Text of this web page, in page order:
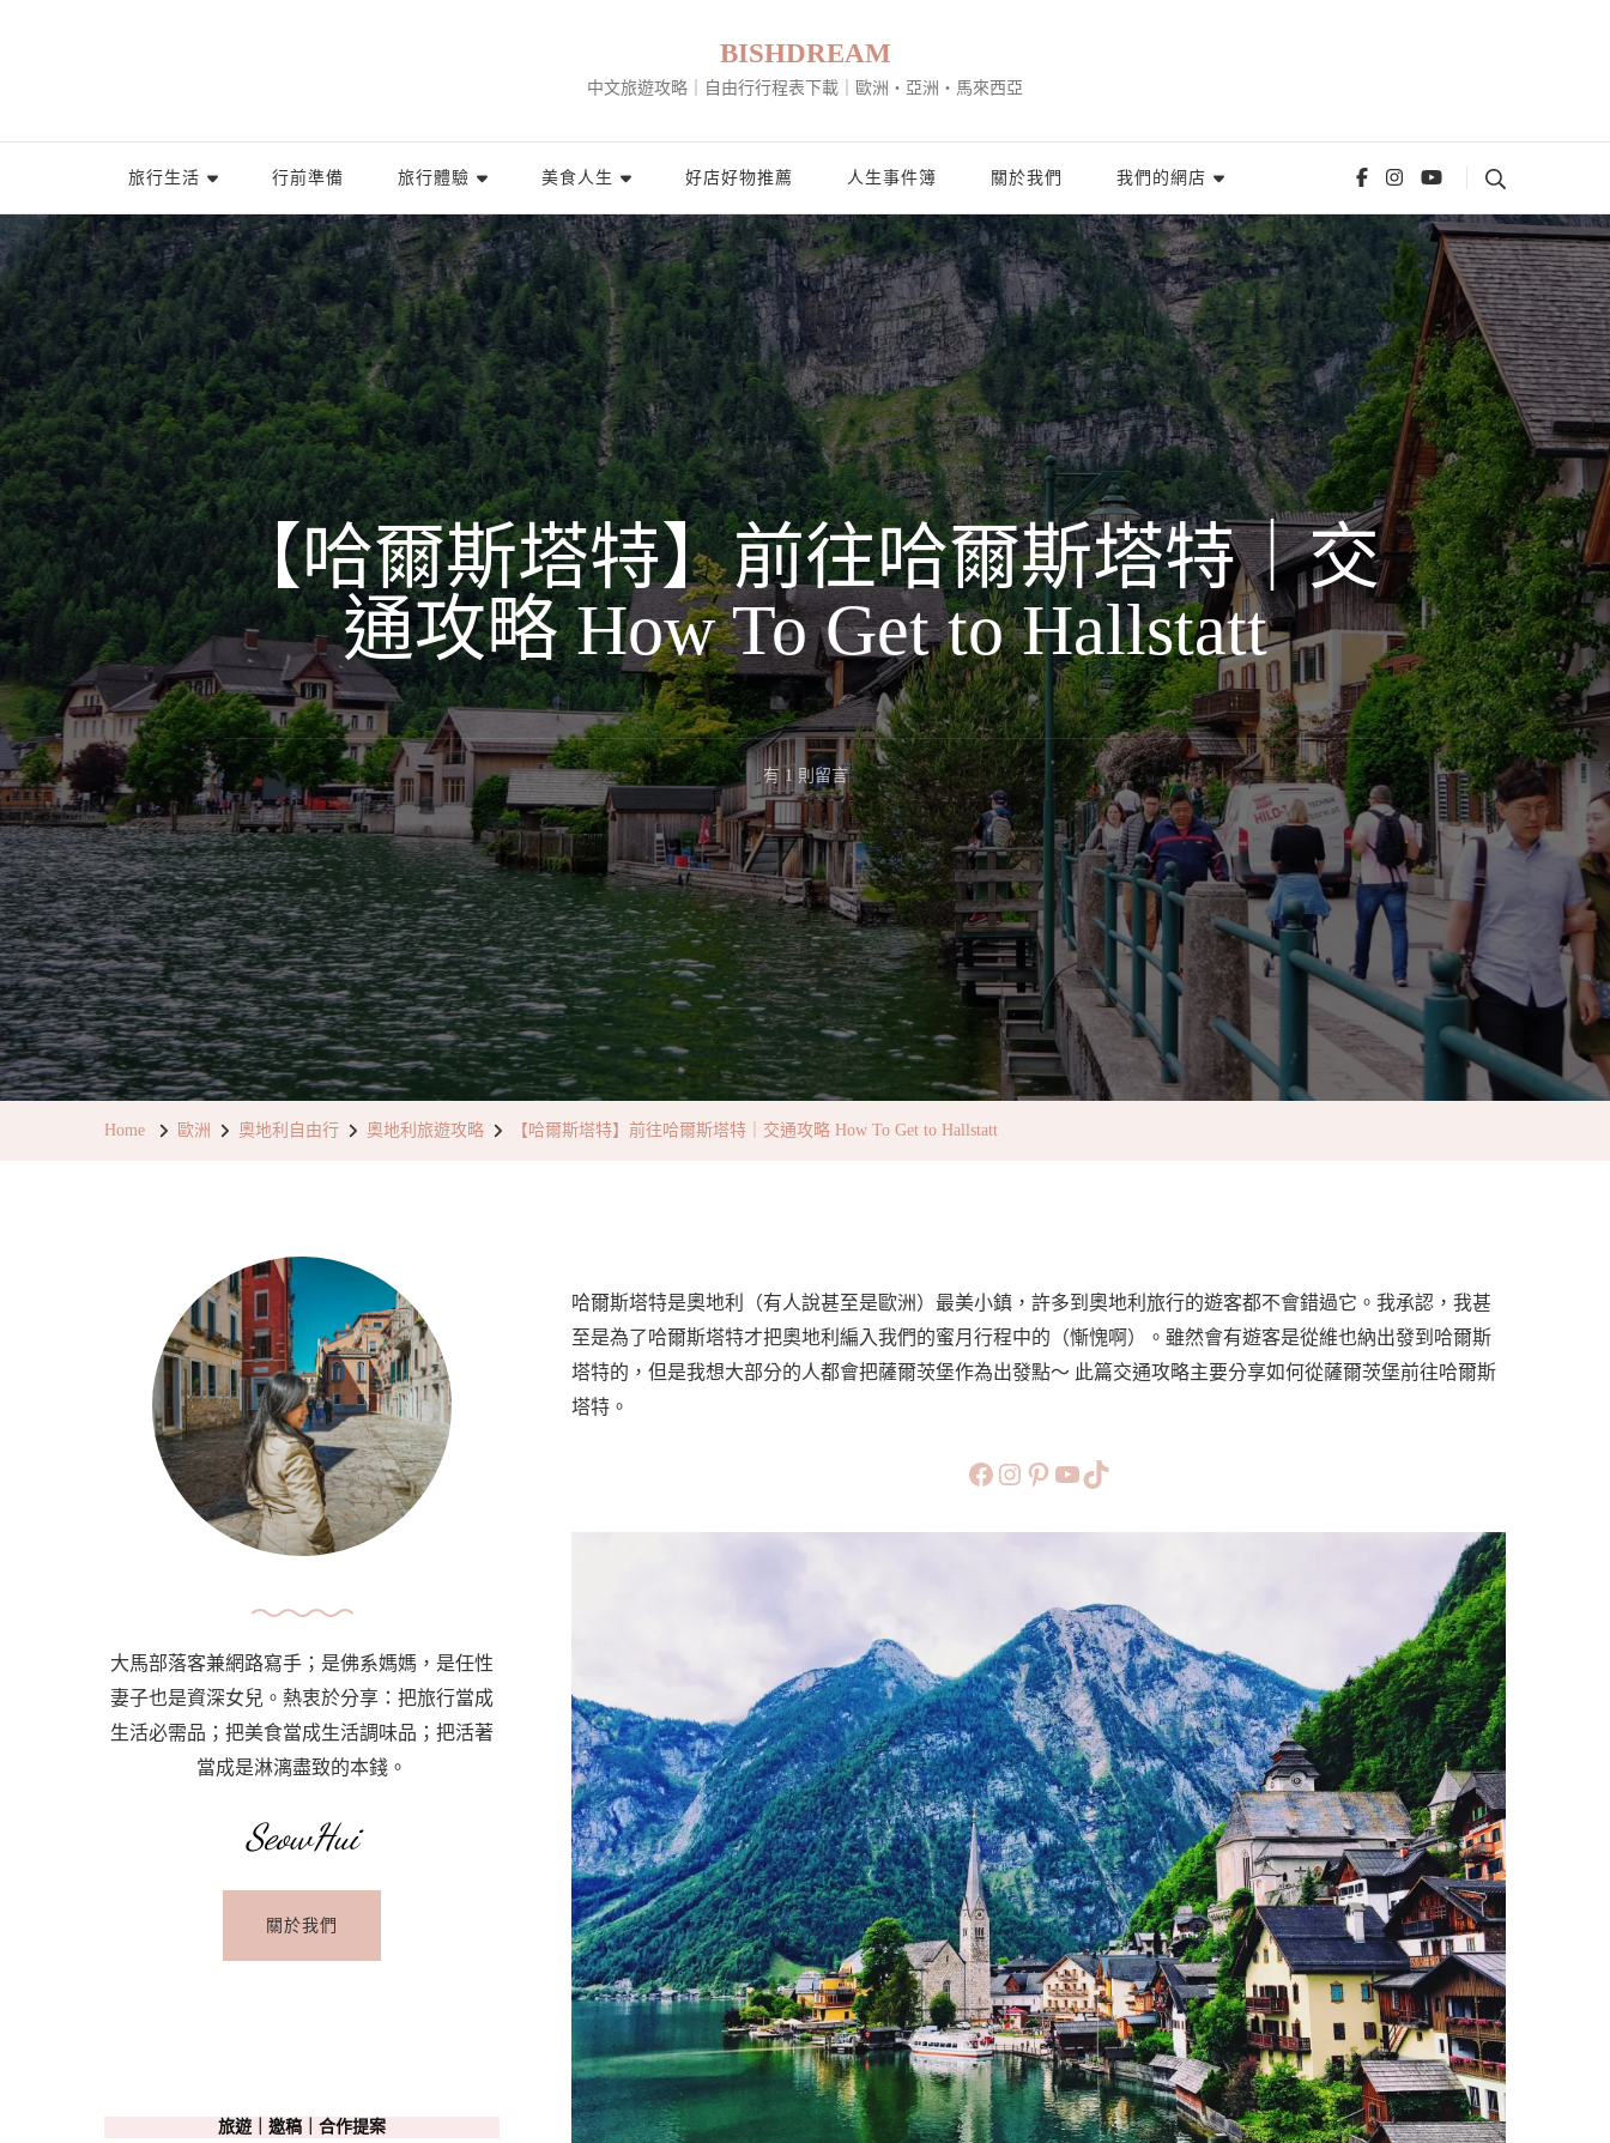
BISHDREAM
中文旅遊攻略｜自由行行程表下載｜歐洲・亞洲・馬來西亞
旅行生活 行前準備 旅行體驗 美食人生 好店好物推薦 人生事件簿 關於我們 我們的網店
【哈爾斯塔特】前往哈爾斯塔特｜交
通攻略 How To Get to Hallstatt
在
〈【哈
爾
斯
塔
特】
前
往
哈
爾
斯
通
攻
略
有 1 則留言
Home 歐洲 奧地利自由行 奧地利旅遊攻略 【哈爾斯塔特】前往哈爾斯塔特｜交通攻略 How To Get to Hallstatt
哈爾斯塔特是奧地利（有人說甚至是歐洲）最美小鎮，許多到奧地利旅行的遊客都不會錯過它。我承認，我甚
至是為了哈爾斯塔特才把奧地利編入我們的蜜月行程中的（慚愧啊）。雖然會有遊客是從維也納出發到哈爾斯
塔特的，但是我想大部分的人都會把薩爾茨堡作為出發點～ 此篇交通攻略主要分享如何從薩爾茨堡前往哈爾斯
塔特。
https://www.facebook.com/bishdream
https://www.instagram.com/bishdream/
https://www.pinterest.com/BISHDREAM/
旅行美食小短片TikTok
大馬部落客兼網路寫手；是佛系媽媽，是任性
妻子也是資深女兒。熱衷於分享：把旅行當成
生活必需品；把美食當成生活調味品；把活著
當成是淋漓盡致的本錢。
SeowHui
關於我們
旅遊｜邀稿｜合作提案